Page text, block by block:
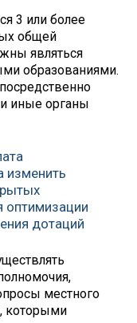
3 или более
общей
являться
образованиями.
иные органы
изменить
оптимизации
дотаций
местного
которыми